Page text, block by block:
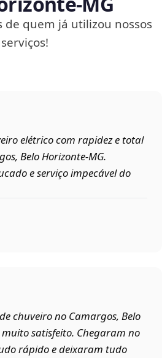
de quem já utilizou nossos
serviços!
elétrico com rapidez e total
Belo Horizonte‑MG.
e serviço impecável do
chuveiro no Camargos, Belo
muito satisfeito. Chegaram no
rápido e deixaram tudo